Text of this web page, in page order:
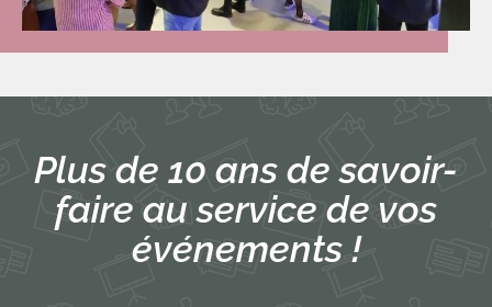
Plus de 10 ans de savoir-
faire au service de vos
événements !